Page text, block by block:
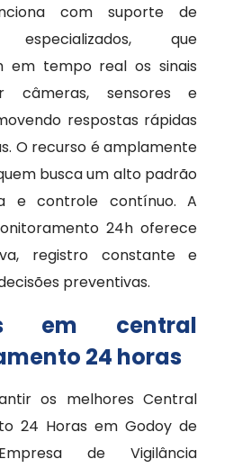
com suporte de
especializados, que
em tempo real os sinais
câmeras, sensores e
respostas rápidas
O recurso é amplamente
busca um alto padrão
e controle contínuo. A
24h oferece
registro constante e
preventivas.
em central
24 horas
os melhores Central
24 Horas em Godoy de
de Vigilância